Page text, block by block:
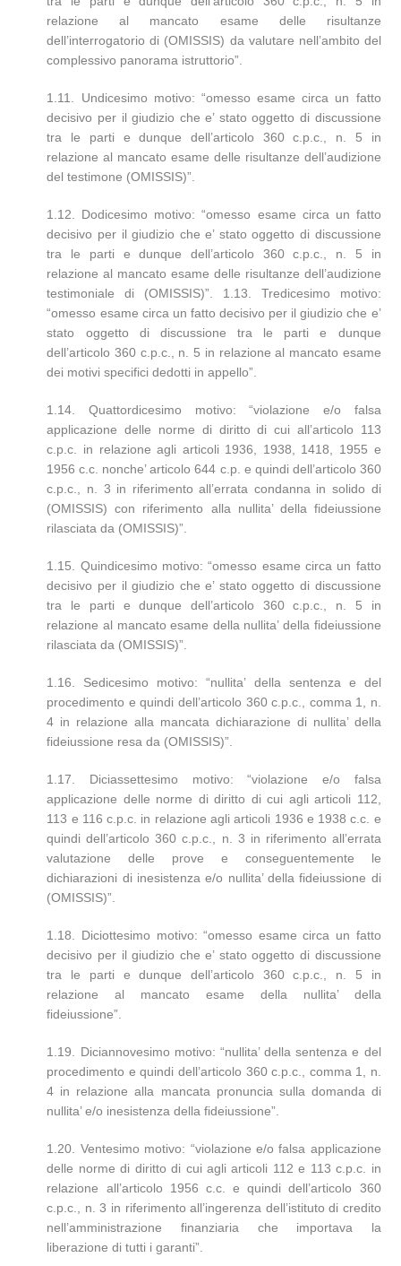
relazione al mancato esame delle risultanze
dell’interrogatorio di (OMISSIS) da valutare nell’ambito del
complessivo panorama istruttorio”.
1.11. Undicesimo motivo: “omesso esame circa un fatto
decisivo per il giudizio che e’ stato oggetto di discussione
tra le parti e dunque dell’articolo 360 c.p.c., n. 5 in
relazione al mancato esame delle risultanze dell’audizione
del testimone (OMISSIS)”.
1.12. Dodicesimo motivo: “omesso esame circa un fatto
decisivo per il giudizio che e’ stato oggetto di discussione
tra le parti e dunque dell’articolo 360 c.p.c., n. 5 in
relazione al mancato esame delle risultanze dell’audizione
testimoniale di (OMISSIS)”. 1.13. Tredicesimo motivo:
“omesso esame circa un fatto decisivo per il giudizio che e’
stato oggetto di discussione tra le parti e dunque
dell’articolo 360 c.p.c., n. 5 in relazione al mancato esame
dei motivi specifici dedotti in appello”.
1.14. Quattordicesimo motivo: “violazione e/o falsa
applicazione delle norme di diritto di cui all’articolo 113
c.p.c. in relazione agli articoli 1936, 1938, 1418, 1955 e
1956 c.c. nonche’ articolo 644 c.p. e quindi dell’articolo 360
c.p.c., n. 3 in riferimento all’errata condanna in solido di
(OMISSIS) con riferimento alla nullita’ della fideiussione
rilasciata da (OMISSIS)”.
1.15. Quindicesimo motivo: “omesso esame circa un fatto
decisivo per il giudizio che e’ stato oggetto di discussione
tra le parti e dunque dell’articolo 360 c.p.c., n. 5 in
relazione al mancato esame della nullita’ della fideiussione
rilasciata da (OMISSIS)”.
1.16. Sedicesimo motivo: “nullita’ della sentenza e del
procedimento e quindi dell’articolo 360 c.p.c., comma 1, n.
4 in relazione alla mancata dichiarazione di nullita’ della
fideiussione resa da (OMISSIS)”.
1.17. Diciassettesimo motivo: “violazione e/o falsa
applicazione delle norme di diritto di cui agli articoli 112,
113 e 116 c.p.c. in relazione agli articoli 1936 e 1938 c.c. e
quindi dell’articolo 360 c.p.c., n. 3 in riferimento all’errata
valutazione delle prove e conseguentemente le
dichiarazioni di inesistenza e/o nullita’ della fideiussione di
(OMISSIS)”.
1.18. Diciottesimo motivo: “omesso esame circa un fatto
decisivo per il giudizio che e’ stato oggetto di discussione
tra le parti e dunque dell’articolo 360 c.p.c., n. 5 in
relazione al mancato esame della nullita’ della
fideiussione”.
1.19. Diciannovesimo motivo: “nullita’ della sentenza e del
procedimento e quindi dell’articolo 360 c.p.c., comma 1, n.
4 in relazione alla mancata pronuncia sulla domanda di
nullita’ e/o inesistenza della fideiussione”.
1.20. Ventesimo motivo: “violazione e/o falsa applicazione
delle norme di diritto di cui agli articoli 112 e 113 c.p.c. in
relazione all’articolo 1956 c.c. e quindi dell’articolo 360
c.p.c., n. 3 in riferimento all’ingerenza dell’istituto di credito
nell’amministrazione finanziaria che importava la
liberazione di tutti i garanti”.